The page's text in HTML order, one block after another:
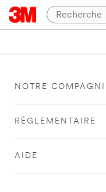
NOTRE
RÈGLEMENTAIRE
AIDE